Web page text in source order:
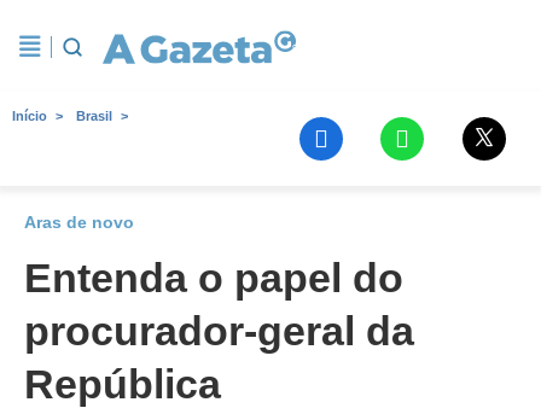
Início Brasil
Aras de novo
Entenda o papel do
procurador-geral da
República